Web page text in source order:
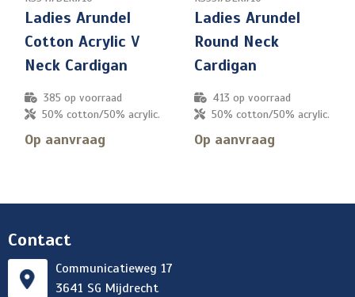
Ladies Arundel
Cotton Acrylic V
Neck Cardigan
385 op voorraad
50% cotton/50% acrylic.
Op aanvraag
Ladies Arundel
Round Neck
Cardigan
413 op voorraad
50% cotton/50% acrylic.
Op aanvraag
Contact
Communicatieweg 17
3641 SG Mijdrecht